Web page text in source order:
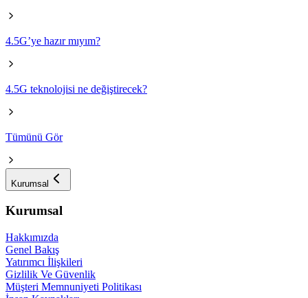
4.5G’ye hazır mıyım?
4.5G teknolojisi ne değiştirecek?
Tümünü Gör
Kurumsal
Kurumsal
Hakkımızda
Genel Bakış
Yatırımcı İlişkileri
Gizlilik Ve Güvenlik
Müşteri Memnuniyeti Politikası